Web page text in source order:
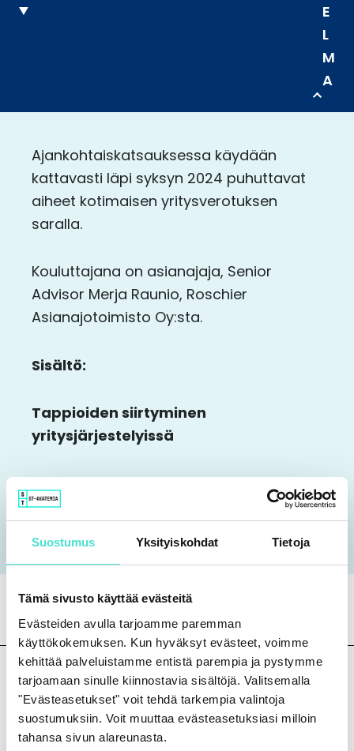
Suostumus Yksityiskohdat Tietoja
Tämä sivusto käyttää evästeitä
Evästeiden avulla tarjoamme paremman
käyttökokemuksen. Kun hyväksyt evästeet, voimme
kehittää palveluistamme entistä parempia ja pystymme
tarjoamaan sinulle kiinnostavia sisältöjä. Valitsemalla
"Evästeasetukset" voit tehdä tarkempia valintoja
suostumuksiin. Voit muuttaa evästeasetuksiasi milloin
tahansa sivun alareunasta.
E
L
M
A
Ajankohtaiskatsauksessa käydään
kattavasti läpi syksyn 2024 puhuttavat
aiheet kotimaisen yritysverotuksen
saralla.
Kouluttajana on asianajaja, Senior
Advisor Merja Raunio, Roschier
Asianajotoimisto Oy:sta.
Sisältö:
Tappioiden siirtyminen
yritysjärjestelyissä​
Veronkorotukset
Sisältö